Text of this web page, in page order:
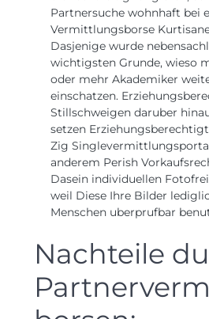
Partnersuche wohnhaft bei
Vermittlungsborse
Dasjenige wurde
wichtigsten Grunde, wieso
oder mehr Akademiker
einschatzen.
Stillschweigen daruber
setzen
Zig
anderem Perish
Dasein individuellen
weil Diese Ihre Bilder
Menschen uberprufbar
Nachteile